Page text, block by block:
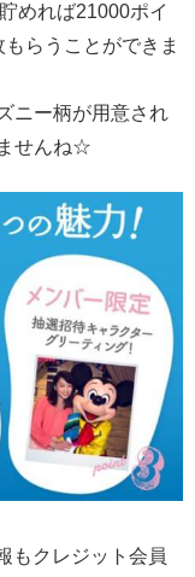
めれば21000ポイ
らうことができま
ニー柄が用意され
せんね☆
もクレジット会員